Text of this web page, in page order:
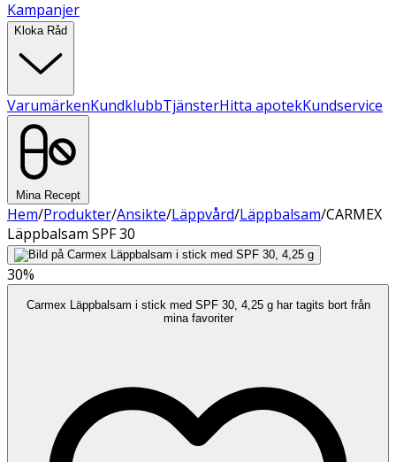
Kampanjer
Kloka Råd
VarumärkenKundklubbTjänsterHitta apotekKundservice
Mina Recept
Hem/Produkter/Ansikte/Läppvård/Läppbalsam/CARMEX
Läppbalsam SPF 30
30%
Carmex Läppbalsam i stick med SPF 30, 4,25 g har tagits bort från
mina favoriter